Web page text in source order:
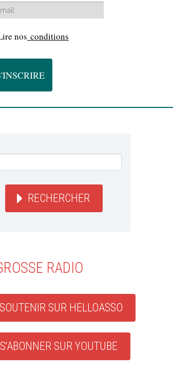
nos conditions
RECHERCHER
RADIO
SOUTENIR SUR HELLOASSO
S'ABONNER SUR YOUTUBE